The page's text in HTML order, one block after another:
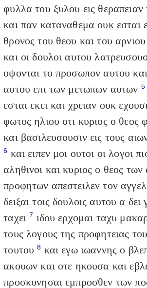
φυλλα του ξυλου εις
και παν καταναθεμα ουκ εσται
θρονος του θεου και του
και οι δουλοι αυτου
οψονται το προσωπον αυτου
αυτου επι των μετωπων αυτων 5
εσται εκει και χρειαν ουκ
φωτος ηλιου οτι κυριος ο θεος
και βασιλευσουσιν εις τους
6 και ειπεν μοι ουτοι οι λογοι
αληθινοι και κυριος ο θεος των
προφητων απεστειλεν τον
δειξαι τοις δουλοις αυτου α δει
ταχει 7 ιδου ερχομαι ταχυ
τους λογους της προφητειας
τουτου8 και εγω ιωαννης ο
ακουων και οτε ηκουσα και
προσκυνησαι εμπροσθεν των